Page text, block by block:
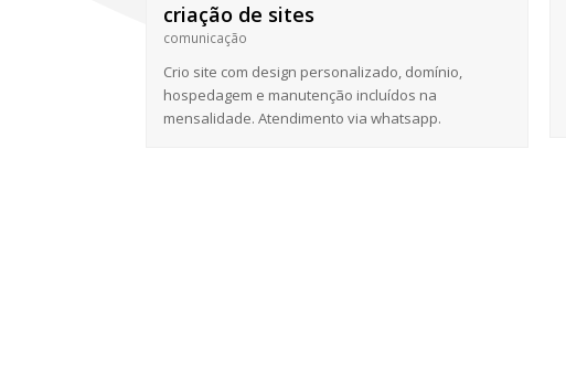
criação de sites
comunicação
Crio site com design personalizado, domínio,
hospedagem e manutenção incluídos na
mensalidade. Atendimento via whatsapp.